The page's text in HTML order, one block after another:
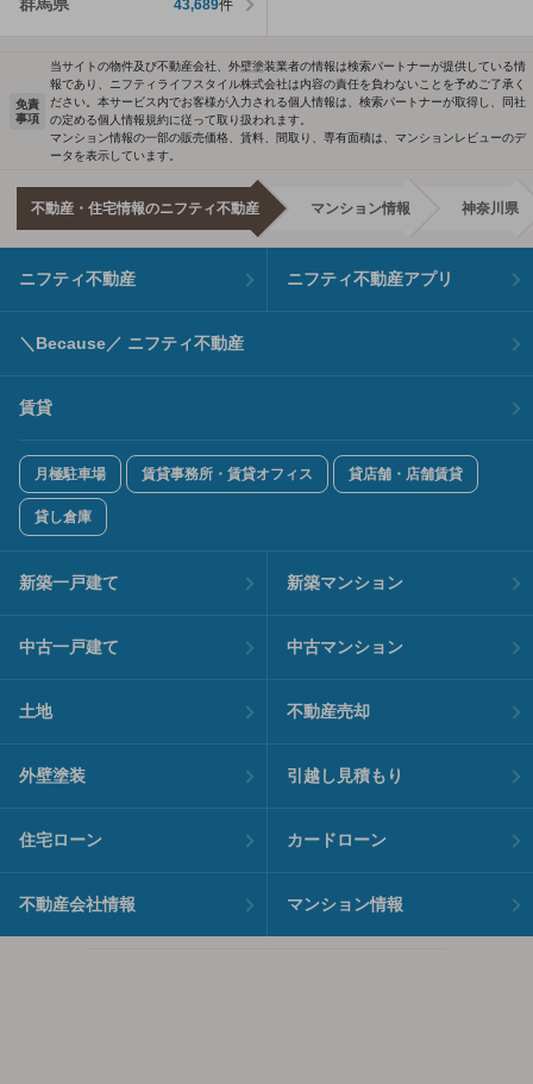
群馬県 43,689件
免責
事項
当サイトの物件及び不動産会社、外壁塗装業者の情報は検索パートナーが提供している情
報であり、ニフティライフスタイル株式会社は内容の責任を負わないことを予めご了承く
ださい。本サービス内でお客様が入力される個人情報は、検索パートナーが取得し、同社
の定める個人情報規約に従って取り扱われます。
マンション情報の一部の販売価格、賃料、間取り、専有面積は、マンションレビューのデ
ータを表示しています。
不動産・住宅情報のニフティ不動産 マンション情報 神奈川県
ニフティ不動産 ニフティ不動産アプリ
＼Because／ ニフティ不動産
賃貸
月極駐車場 賃貸事務所・賃貸オフィス 貸店舗・店舗賃貸
貸し倉庫
新築一戸建て 新築マンション
中古一戸建て 中古マンション
土地 不動産売却
外壁塗装 引越し見積もり
住宅ローン カードローン
不動産会社情報 マンション情報